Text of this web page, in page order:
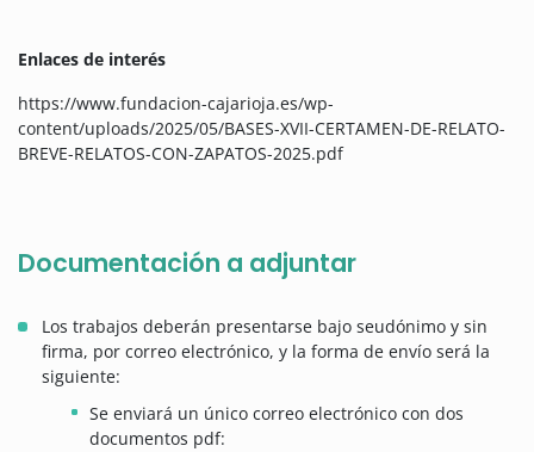
Enlaces de interés
https://www.fundacion-cajarioja.es/wp-
content/uploads/2025/05/BASES-XVII-CERTAMEN-DE-RELATO-
BREVE-RELATOS-CON-ZAPATOS-2025.pdf
Documentación a adjuntar
Los trabajos deberán presentarse bajo seudónimo y sin
firma, por correo electrónico, y la forma de envío será la
siguiente:
Se enviará un único correo electrónico con dos
documentos pdf: